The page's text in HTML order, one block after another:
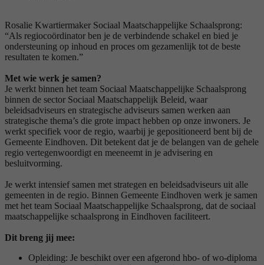
Rosalie Kwartiermaker Sociaal Maatschappelijke Schaalsprong:
“Als regiocoördinator ben je de verbindende schakel en bied je
ondersteuning op inhoud en proces om gezamenlijk tot de beste
resultaten te komen.”
Met wie werk je samen?
Je werkt binnen het team Sociaal Maatschappelijke Schaalsprong
binnen de sector Sociaal Maatschappelijk Beleid, waar
beleidsadviseurs en strategische adviseurs samen werken aan
strategische thema’s die grote impact hebben op onze inwoners. Je
werkt specifiek voor de regio, waarbij je gepositioneerd bent bij de
Gemeente Eindhoven. Dit betekent dat je de belangen van de gehele
regio vertegenwoordigt en meeneemt in je advisering en
besluitvorming.
Je werkt intensief samen met strategen en beleidsadviseurs uit alle
gemeenten in de regio. Binnen Gemeente Eindhoven werk je samen
met het team Sociaal Maatschappelijke Schaalsprong, dat de sociaal
maatschappelijke schaalsprong in Eindhoven faciliteert.
Dit breng jij mee:
Opleiding: Je beschikt over een afgerond hbo- of wo-diploma